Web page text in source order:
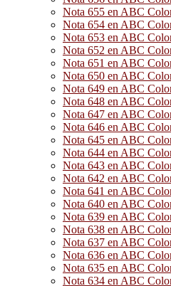
Nota 655 en ABC
Nota 654 en ABC
Nota 653 en ABC
Nota 652 en ABC
Nota 651 en ABC
Nota 650 en ABC
Nota 649 en ABC
Nota 648 en ABC
Nota 647 en ABC
Nota 646 en ABC
Nota 645 en ABC
Nota 644 en ABC
Nota 643 en ABC
Nota 642 en ABC
Nota 641 en ABC
Nota 640 en ABC
Nota 639 en ABC
Nota 638 en ABC
Nota 637 en ABC
Nota 636 en ABC
Nota 635 en ABC
Nota 634 en ABC